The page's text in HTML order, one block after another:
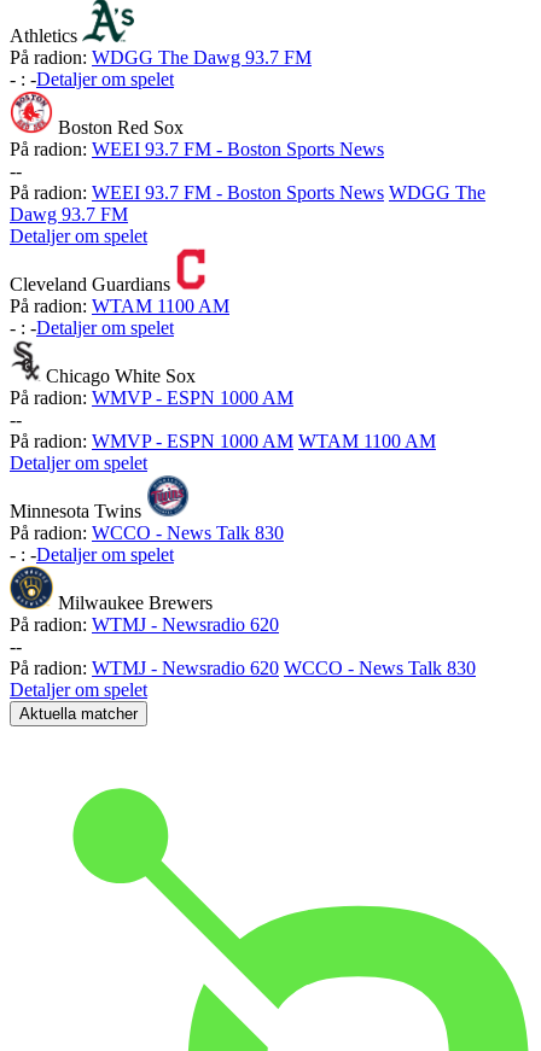
Athletics
På radion: WDGG The Dawg 93.7 FM
- : -Detaljer om spelet
Boston Red Sox
På radion: WEEI 93.7 FM - Boston Sports News
--
På radion: WEEI 93.7 FM - Boston Sports News WDGG The
Dawg 93.7 FM
Detaljer om spelet
Cleveland Guardians
På radion: WTAM 1100 AM
- : -Detaljer om spelet
Chicago White Sox
På radion: WMVP - ESPN 1000 AM
--
På radion: WMVP - ESPN 1000 AM WTAM 1100 AM
Detaljer om spelet
Minnesota Twins
På radion: WCCO - News Talk 830
- : -Detaljer om spelet
Milwaukee Brewers
På radion: WTMJ - Newsradio 620
--
På radion: WTMJ - Newsradio 620 WCCO - News Talk 830
Detaljer om spelet
Aktuella matcher